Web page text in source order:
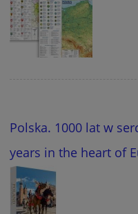
Polska. 1000 lat w
years in the heart of